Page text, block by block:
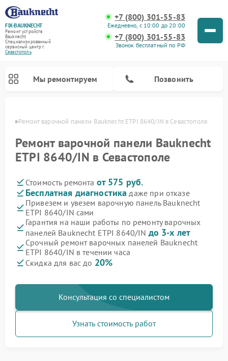
FIX-BAUKNECHT
Ремонт устройств
Bauknecht
Специализированный
cервисный центр г.
Севастополь
+7 (800) 301-55-83
Ежедневно, с 10:00 до 20:00
+7 (800) 301-55-83
Звонок бесплатный по РФ
Мы ремонтируем Позвонить
Ремонт варочной панели Bauknecht ETPI 8640/IN в Севастополе
Ремонт варочной панели Bauknecht
ETPI 8640/IN в Севастополе
Стоимость ремонта от 575 руб.
Бесплатная диагностика даже при отказе
Привезем и увезем варочную панель Bauknecht
ETPI 8640/IN сами
Гарантия на наши работы по ремонту варочных
панелей Bauknecht ETPI 8640/IN до 3-х лет
Срочный ремонт варочных панелей Bauknecht
ETPI 8640/IN в течении часа
Скидка для вас до 20%
Консультация со специалистом
Узнать стоимость работ